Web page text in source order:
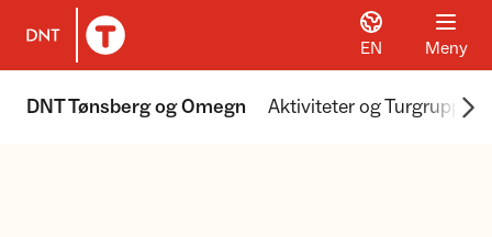
Til DNT.no forside
EN Meny
DNT Tønsberg og Omegn Aktiviteter og Turgrupper